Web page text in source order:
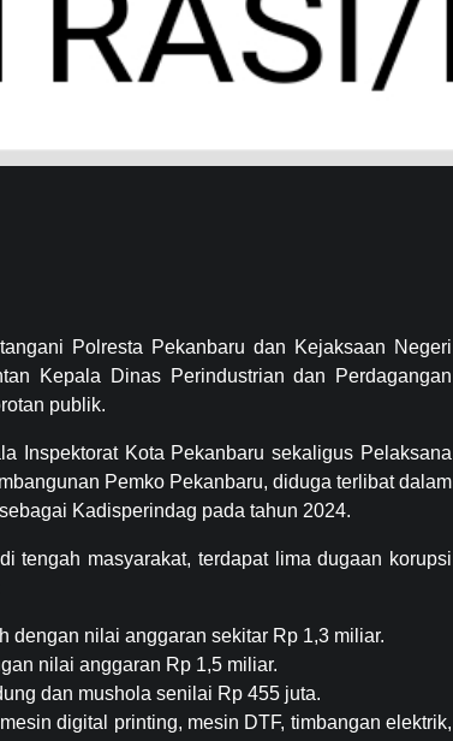
Polresta Pekanbaru dan Kejaksaan Negeri
Kepala Dinas Perindustrian dan Perdagangan
publik.
Inspektorat Kota Pekanbaru sekaligus Pelaksana
Pemko Pekanbaru, diduga terlibat dalam
Kadisperindag pada tahun 2024.
tengah masyarakat, terdapat lima dugaan korupsi
dengan nilai anggaran sekitar Rp 1,3 miliar.
nilai anggaran Rp 1,5 miliar.
dan mushola senilai Rp 455 juta.
digital printing, mesin DTF, timbangan elektrik,